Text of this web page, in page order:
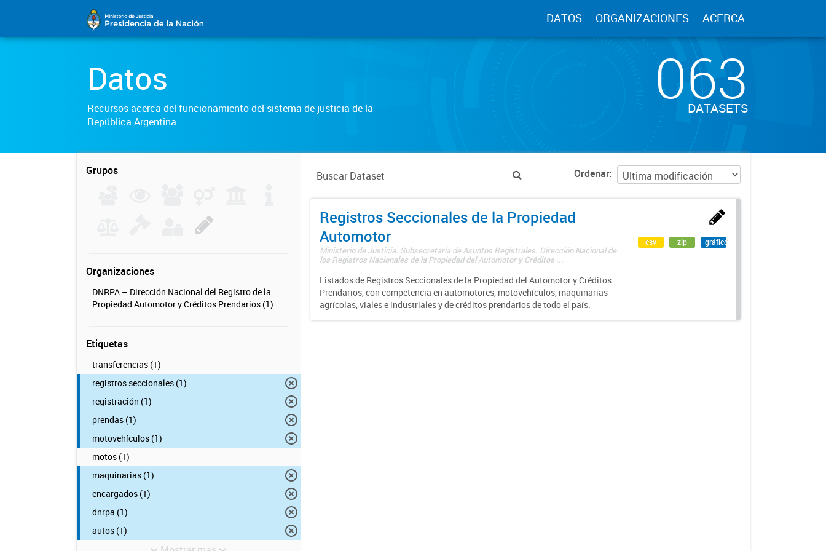
DATOS ORGANIZACIONES ACERCA
Datos
Recursos acerca del funcionamiento del sistema de justicia de la
República Argentina.
063
DATASETS
Grupos
Organizaciones
DNRPA – Dirección Nacional del Registro de la
Propiedad Automotor y Créditos Prendarios (1)
Etiquetas
transferencias (1)
registros seccionales (1)
registración (1)
prendas (1)
motovehículos (1)
motos (1)
maquinarias (1)
encargados (1)
dnrpa (1)
autos (1)
Ordenar
Registros Seccionales de la Propiedad
Automotor
Ministerio de Justicia. Subsecretaría de Asuntos Registrales. Dirección Nacional de
los Registros Nacionales de la Propiedad del Automotor y Créditos ...
Listados de Registros Seccionales de la Propiedad del Automotor y Créditos
Prendarios, con competencia en automotores, motovehículos, maquinarias
agrícolas, viales e industriales y de créditos prendarios de todo el país.
csv zip gráfico